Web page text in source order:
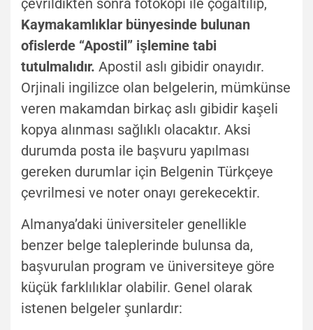
Kaymakamlıklar bünyesinde bulunan
ofislerde “Apostil” işlemine tabi
tutulmalıdır. Apostil aslı gibidir onayıdır.
Orjinali ingilizce olan belgelerin, mümkünse
veren makamdan birkaç aslı gibidir kaşeli
kopya alınması sağlıklı olacaktır. Aksi
durumda posta ile başvuru yapılması
gereken durumlar için Belgenin Türkçeye
çevrilmesi ve noter onayı gerekecektir.
Almanya’daki üniversiteler genellikle
benzer belge taleplerinde bulunsa da,
başvurulan program ve üniversiteye göre
küçük farklılıklar olabilir. Genel olarak
istenen belgeler şunlardır: